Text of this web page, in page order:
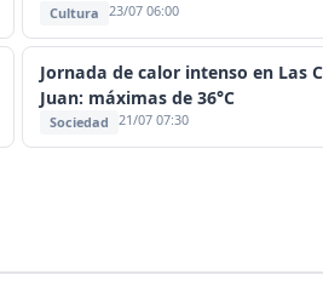
Cultura 23/07 06:00
Jornada de calor intenso en Las
Juan: máximas de 36°C
Sociedad 21/07 07:30